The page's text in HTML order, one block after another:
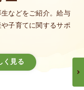
などをご紹介。給与
子育てに関するサポ
く見る